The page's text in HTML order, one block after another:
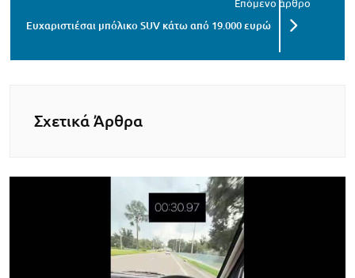
Ευχαριστιέσαι μπόλικο SUV κάτω από 19.000 ευρώ
Σχετικά Άρθρα